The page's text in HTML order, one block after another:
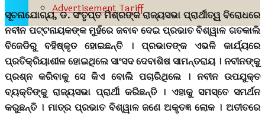
Advertisement Tariff
ସୂଚନାଯୋଗ୍ୟ, ଡ. ସଂତୃପ୍ତ ମିଶ୍ରଙ୍କ ରାଜ୍ୟସଭା ପ୍ରାର୍ଥୀତ୍ୱ ବିରୋଧରେ
ନବୀନ ପଟ୍ଟନାୟକଙ୍କ ମୁହଁରେ ଜବାବ ଦେଇ ପ୍ରଭାତ ବିଶ୍ୱାଳ ଗତକାଲି
ବିଜେଡିରୁ ବହିଷ୍କୃତ ହୋଇଛନ୍ତି । ପ୍ରଭାତଙ୍କ ଏଭଳି କାର୍ଯ୍ୟରେ
ପ୍ରତିକ୍ରିୟାଶୀଳ ହୋଇଥିଲେ ସାଂସଦ ଦେବାଶିଷ ସାମନ୍ତରାୟ । ନବୀନଙ୍କୁ
ପ୍ରଶ୍ନ କରିବାକୁ ସେ କିଏ ବୋଲି ପଚାରିଥିଲେ । ନବୀନ ଉପଯୁକ୍ତ
ବ୍ୟକ୍ତିଙ୍କୁ ରାଜ୍ୟସଭା ପ୍ରାର୍ଥୀ କରିଛନ୍ତି । ଏହାକୁ ସମସ୍ତେ ସମର୍ଥନ
କରୁଛନ୍ତି । ମାତ୍ର ପ୍ରଭାତ ବିଶ୍ୱାଳ ଜଣେ ଅକୃତଜ୍ଞ ଲୋକ । ଅତୀତରେ